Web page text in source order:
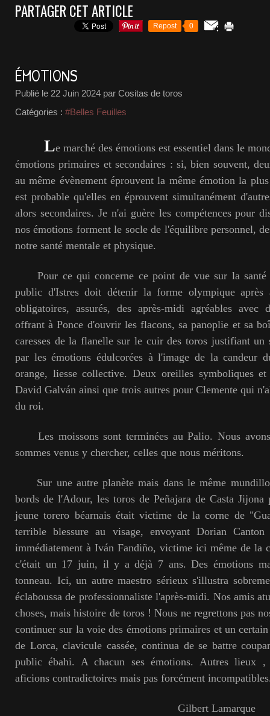
PARTAGER CET ARTICLE
Repost 0
ÉMOTIONS
Publié le 22 Juin 2024 par Cositas de toros
Catégories : #Belles Feuilles
Le marché des émotions est essentiel dans le
émotions primaires et secondaires : si, bien souvent,
au même évènement éprouvent la même émotion la
est probable qu'elles en éprouvent simultanément
alors secondaires. Je n'ai guère les compétences pour
nos émotions forment le socle de l'équilibre personnel,
notre santé mentale et physique.
Pour ce qui concerne ce point de vue sur la santé
public d'Istres doit détenir la forme olympique après
obligatoires, assurés, des après-midi agréables avec
offrant à Ponce d'ouvrir les flacons, sa panoplie et sa
caresses de la flanelle sur le cuir des toros justifiant un
par les émotions édulcorées à l'image de la candeur
orange, liesse collective. Deux oreilles symboliques
David Galván ainsi que trois autres pour Clemente qui
du roi.
Les moissons sont terminées au Palio. Nous
sommes venus y chercher, celles que nous méritons.
Sur une autre planète mais dans le même
bords de l'Adour, les toros de Peñajara de Casta Jijona
jeune torero béarnais était victime de la corne de
terrible blessure au visage, envoyant Dorian
immédiatement à Iván Fandiño, victime ici même de la
c'était un 17 juin, il y a déjà 7 ans. Des émotions
tonneau. Ici, un autre maestro sérieux s'illustra
éclaboussa de professionnaliste l'après-midi. Nos amis
choses, mais histoire de toros ! Nous ne regrettons pas
continuer sur la voie des émotions primaires et un
de Lorca, clavicule cassée, continua de se battre
public ébahi. A chacun ses émotions. Autres lieux ,
aficions contradictoires mais pas forcément
Gilbert Lamarque